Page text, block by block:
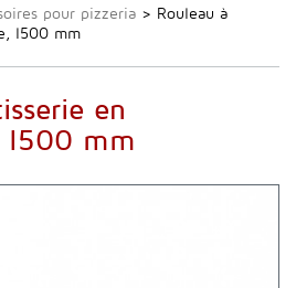
pour pizzeria > Rouleau à
l500 mm
en
l500 mm